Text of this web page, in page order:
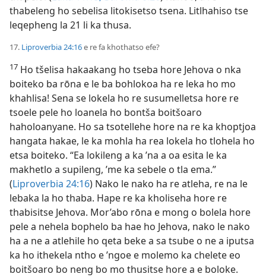
thabeleng ho sebelisa litokisetso tsena. Litlhahiso tse
leqepheng la 21 li ka thusa.
17. Liproverbia 24:16e re fa khothatso efe?
17 Ho tšelisa hakaakang ho tseba hore Jehova o nka
boiteko ba rōna e le ba bohlokoa ha re leka ho mo
khahlisa! Sena se lokela ho re susumelletsa hore re
tsoele pele ho loanela ho bontša boitšoaro
haholoanyane. Ho sa tsotellehe hore na re ka khoptjoa
hangata hakae, le ka mohla ha rea lokela ho tlohela ho
etsa boiteko. “Ea lokileng a ka ’na a oa esita le ka
makhetlo a supileng, ’me ka sebele o tla ema.”
(Liproverbia 24:16) Nako le nako ha re atleha, re na le
lebaka la ho thaba. Hape re ka kholiseha hore re
thabisitse Jehova. Mor’abo rōna e mong o bolela hore
pele a nehela bophelo ba hae ho Jehova, nako le nako
ha a ne a atlehile ho qeta beke a sa tsube o ne a iputsa
ka ho ithekela ntho e ’ngoe e molemo ka chelete eo
boitšoaro bo neng bo mo thusitse hore a e boloke.